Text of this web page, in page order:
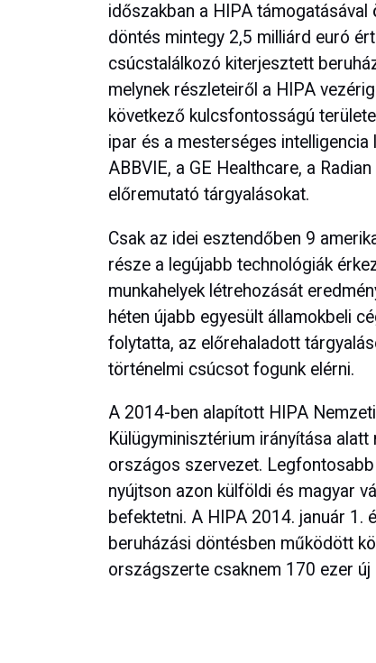
időszakban a HIPA
döntés mintegy 2,5 milliárd euró
csúcstalálkozó kiterjesztett
melynek részleteiről a HIPA
következő kulcsfontosságú
ipar és a mesterséges
ABBVIE, a GE Healthcare, a
előremutató tárgyalásokat.
Csak az idei esztendőben 9
része a legújabb technológiák
munkahelyek létrehozását
héten újabb egyesült államokbeli
folytatta, az előrehaladott
történelmi csúcsot fogunk elérni.
A 2014-ben alapított HIPA
Külügyminisztérium irányítása
országos szervezet.
nyújtson azon külföldi és magyar
befektetni. A HIPA 2014. január
beruházási döntésben működött
országszerte csaknem 170 ezer